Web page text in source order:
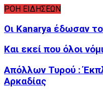
ΡΟΗ ΕΙΔΗΣΕΩΝ
Οι Kanarya έδωσαν
Και εκεί που όλοι
Απόλλων Τυρού :
Αρκαδίας